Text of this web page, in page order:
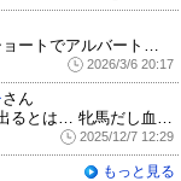
ユーチューブのショートでアルバートが出て...
2026/3/6 20:17
さん
2歳戦で勝ち馬が出るとは… 牝馬だし血が...
2025/12/7 12:29
もっと見る